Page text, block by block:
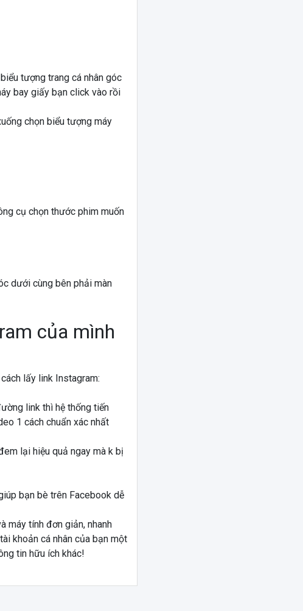
tượng trang cá nhân góc
bay giấy bạn click vào rồi
chọn biểu tượng máy
cụ chọn thước phim muốn
dưới cùng bên phải màn
của mình
lấy link Instagram:
link thì hệ thống tiến
1 cách chuẩn xác nhất
lại hiệu quả ngay mà k bị
bạn bè trên Facebook dễ
máy tính đơn giản, nhanh
khoản cá nhân của bạn một
tin hữu ích khác!